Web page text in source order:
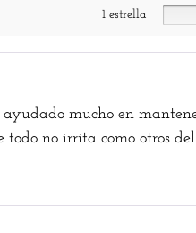
1 estrella
mucho en
no irrita como otros